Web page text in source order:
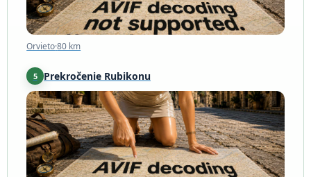
Orvieto·80 km
5 Prekročenie Rubikonu
Savignano sul Rubicone·83 km